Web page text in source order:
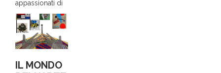
appassionati di
IL MONDO